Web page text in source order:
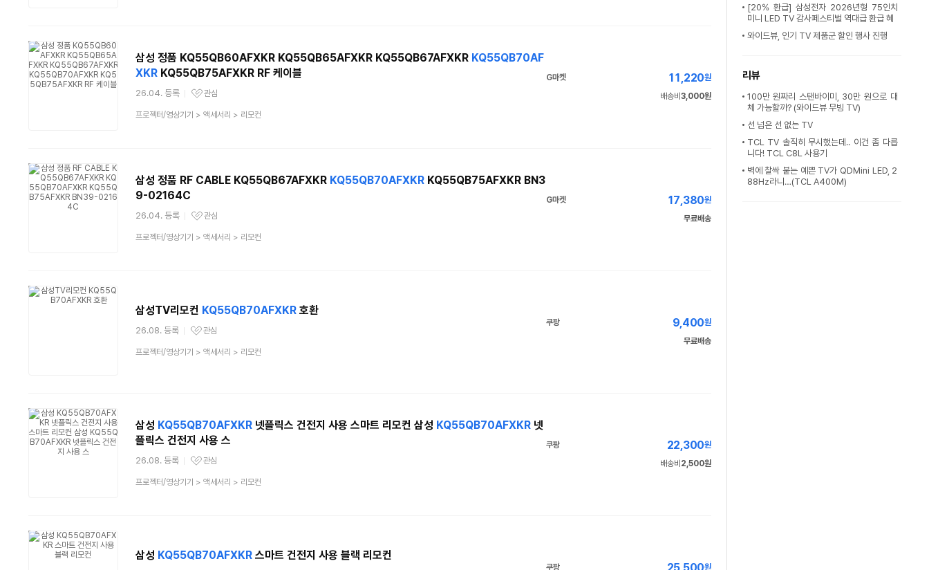
삼성 정품 KQ55QB60AFXKR KQ55QB65AFXKR KQ55QB67AFXKR KQ55QB70AF
XKRKQ55QB75AFXKR RF 케이블
26.04. 등록
관심상품
관심
상
프로젝터/영상기기 > 액세서리 > 리모컨
G마켓 11,220원
배송비 3,000원
삼성 정품 RF CABLE KQ55QB67AFXKR KQ55QB70AFXKRKQ55QB75AFXKR BN3
9-02164C
26.04. 등록
관심상품
관심
상
프로젝터/영상기기 > 액세서리 > 리모컨
G마켓 17,380원
무료배송
삼성TV리모컨 KQ55QB70AFXKR호환
26.08. 등록
관심상품
관심
상
프로젝터/영상기기 > 액세서리 > 리모컨
쿠팡 9,400원
무료배송
삼성 KQ55QB70AFXKR넷플릭스 건전지 사용 스마트 리모컨 삼성 KQ55QB70AFXKR넷
플릭스 건전지 사용 스
26.08. 등록
관심상품
관심
상
프로젝터/영상기기 > 액세서리 > 리모컨
쿠팡 22,300원
배송비 2,500원
삼성 KQ55QB70AFXKR스마트 건전지 사용 블랙 리모컨
쿠팡
원
[20% 환급] 삼성전자 2026년형 75인치
미니 LED TV 감사페스티벌 역대급 환급 혜
와이드뷰, 인기 TV 제품군 할인 행사 진행
리뷰
100만 원짜리 스탠바이미, 30만 원으로 대
체 가능할까? (와이드뷰 무빙 TV)
선 넘은 선 없는 TV
TCL TV 솔직히 무시했는데.. 이건 좀 다릅
니다! TCL C8L 사용기
벽에 찰싹 붙는 예쁜 TV가 QDMini LED, 2
88Hz라니…(TCL A400M)